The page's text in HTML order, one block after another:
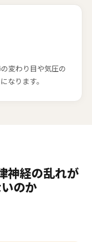
変わり目や気圧の
なります。
神経の乱れが
のか